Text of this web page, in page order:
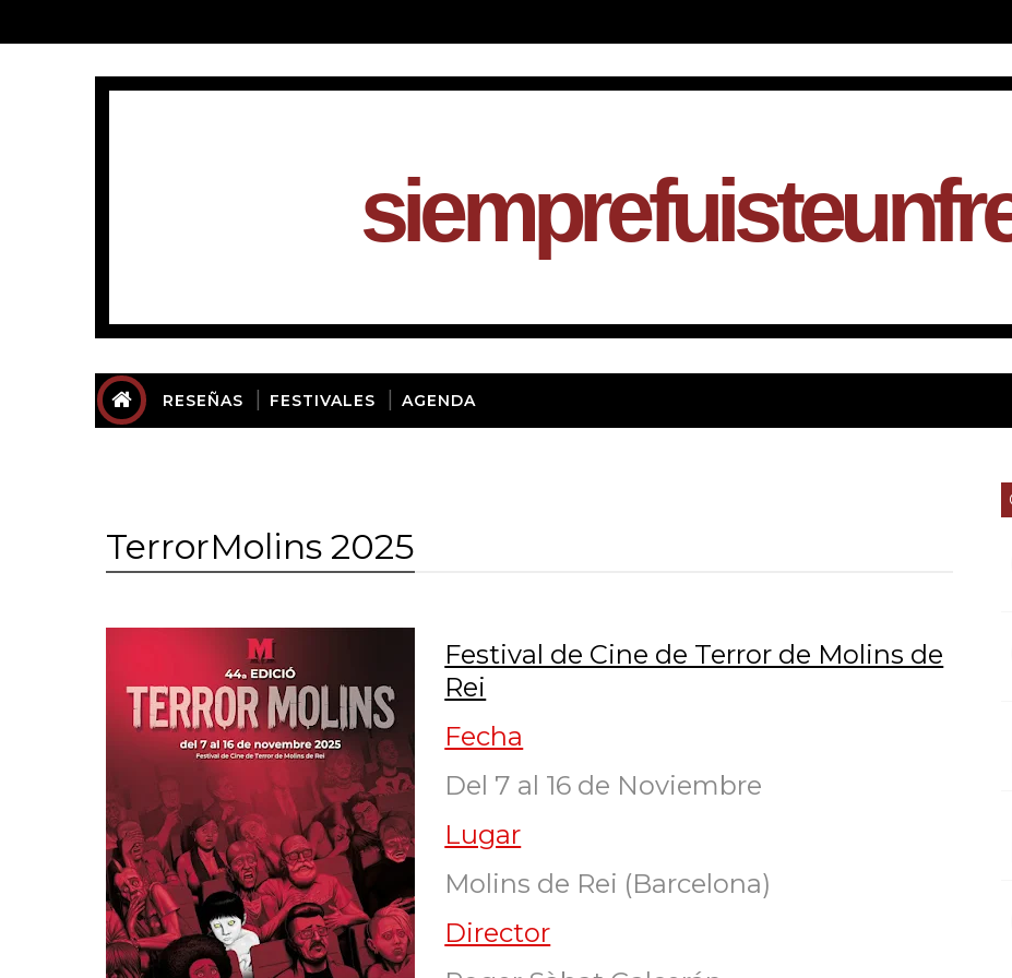
RESEÑAS FESTIVALES AGENDA
TerrorMolins 2025
Festival de Cine de Terror de Molins de
Rei
Fecha
Del 7 al 16 de Noviembre
Lugar
Molins de Rei (Barcelona)
Director